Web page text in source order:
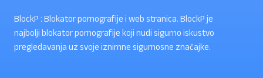
BlockP : Blokator pornografije i web stranica. BlockP je
najbolji blokator pornografije koji nudi sigurno iskustvo
pregledavanja uz svoje iznimne sigurnosne značajke.